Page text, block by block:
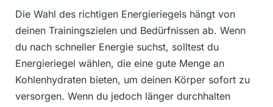
Die Wahl des richtigen Energieriegels hängt von
deinen Trainingszielen und Bedürfnissen ab. Wenn
du nach schneller Energie suchst, solltest du
Energieriegel wählen, die eine gute Menge an
Kohlenhydraten bieten, um deinen Körper sofort zu
versorgen. Wenn du jedoch länger durchhalten